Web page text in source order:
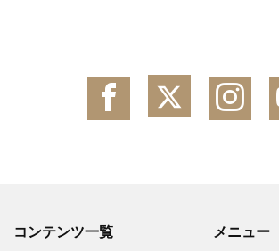
コンテンツ一覧 メニュー